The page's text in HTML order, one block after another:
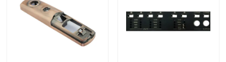
Contacta con nosotros